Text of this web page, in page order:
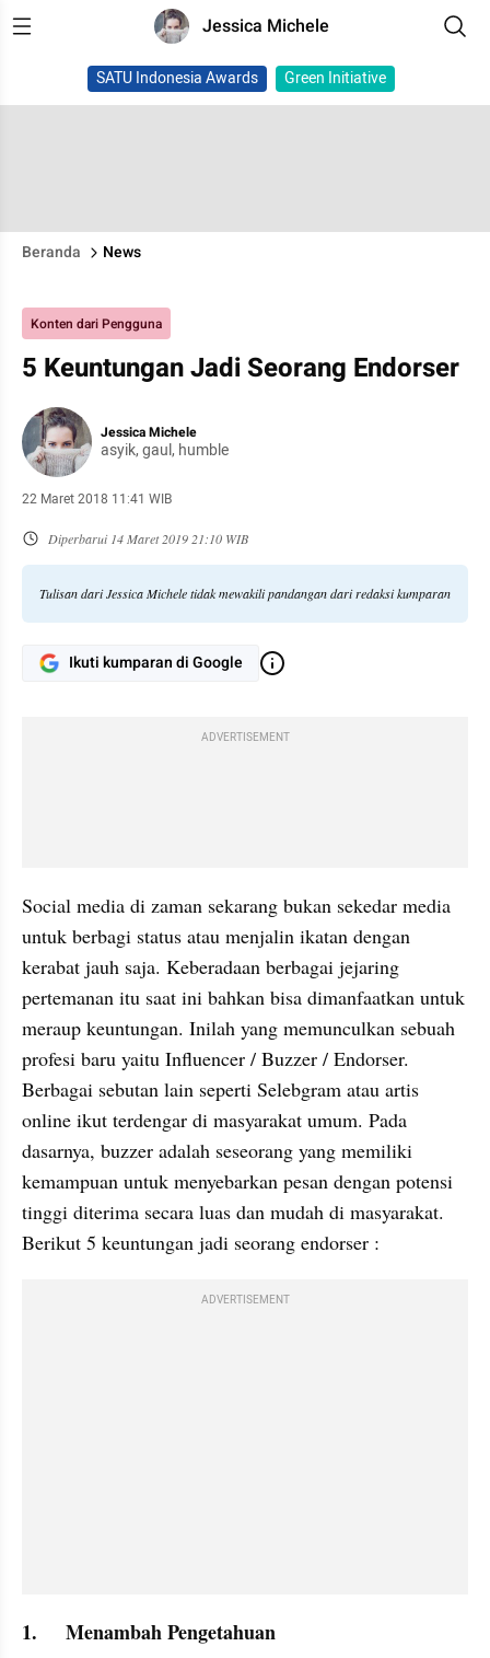
Jessica Michele
SATU Indonesia Awards Green Initiative
Beranda News
Konten dari Pengguna
5 Keuntungan Jadi Seorang Endorser
Jessica Michele
asyik, gaul, humble
22 Maret 2018 11:41 WIB
Diperbarui 14 Maret 2019 21:10 WIB
Tulisan dari Jessica Michele tidak mewakili pandangan dari redaksi kumparan
Ikuti kumparan di Google
ADVERTISEMENT
Social media di zaman sekarang bukan sekedar media
untuk berbagi status atau menjalin ikatan dengan
kerabat jauh saja. Keberadaan berbagai jejaring
pertemanan itu saat ini bahkan bisa dimanfaatkan untuk
meraup keuntungan. Inilah yang memunculkan sebuah
profesi baru yaitu Influencer / Buzzer / Endorser.
Berbagai sebutan lain seperti Selebgram atau artis
online ikut terdengar di masyarakat umum. Pada
dasarnya, buzzer adalah seseorang yang memiliki
kemampuan untuk menyebarkan pesan dengan potensi
tinggi diterima secara luas dan mudah di masyarakat.
Berikut 5 keuntungan jadi seorang endorser :
ADVERTISEMENT
1.	Menambah Pengetahuan